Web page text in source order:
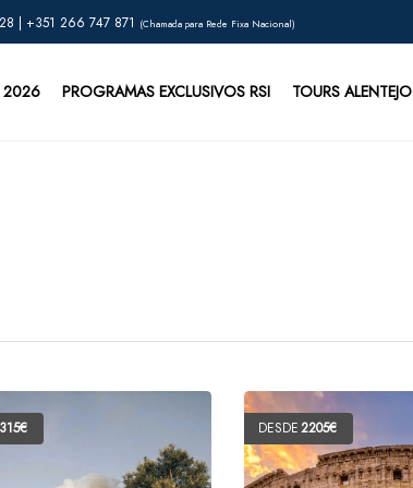
| +351 266 747 871 (Chamada para Rede Fixa Nacional)
2026 PROGRAMAS EXCLUSIVOS RSI TOURS ALENTEJO
315€ DESDE2205€